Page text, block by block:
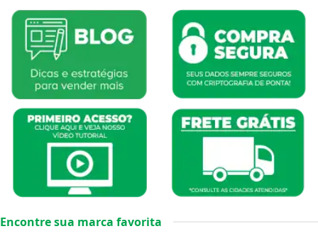
Encontre sua marca favorita